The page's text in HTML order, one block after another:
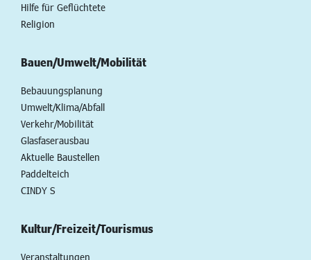
Hilfe für Geflüchtete
Religion
Bauen/Umwelt/Mobilität
Bebauungsplanung
Umwelt/Klima/Abfall
Verkehr/Mobilität
Glasfaserausbau
Aktuelle Baustellen
Paddelteich
CINDY S
Kultur/Freizeit/Tourismus
Veranstaltungen